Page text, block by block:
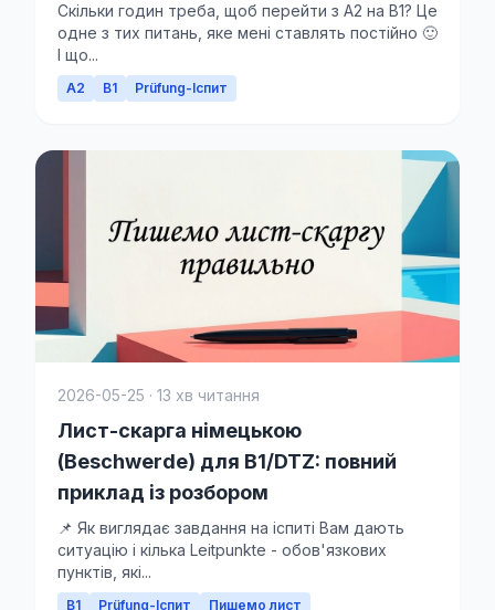
Скільки годин треба, щоб перейти з A2 на B1? Це
одне з тих питань, яке мені ставлять постійно 🙂
І що...
A2 B1 Prüfung-Іспит
2026-05-25 · 13 хв читання
Лист-скарга німецькою
(Beschwerde) для B1/DTZ: повний
приклад із розбором
📌 Як виглядає завдання на іспиті Вам дають
ситуацію і кілька Leitpunkte - обов'язкових
пунктів, які...
B1 Prüfung-Іспит Пишемо лист